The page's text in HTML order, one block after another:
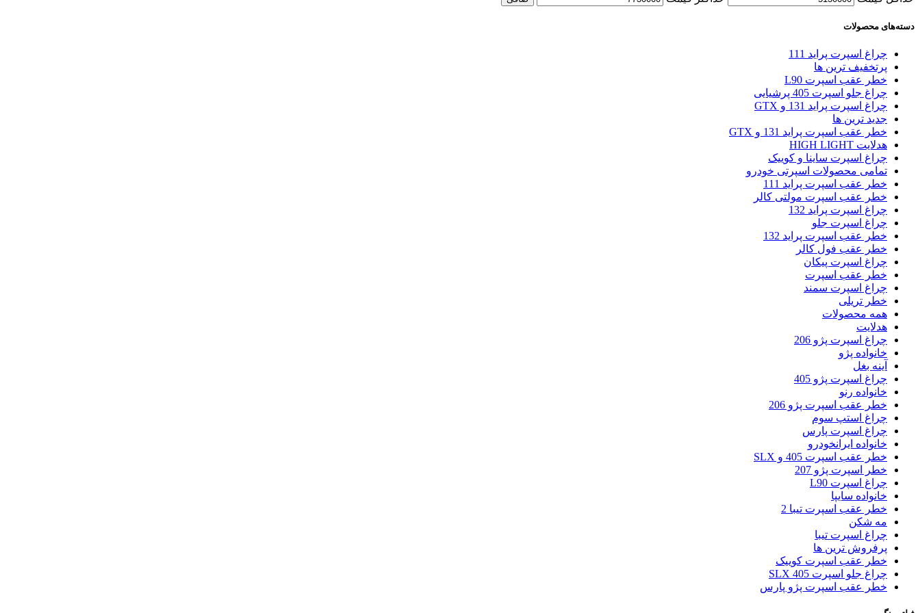
دسته‌های محصولات
چراغ اسپرت پراید 111
پرتخفیف ترین ها
خطر عقب اسپرت L90
چراغ جلو اسپرت 405 پرشیایی
چراغ اسپرت پراید 131 و GTX
جدید ترین ها
خطر عقب اسپرت پراید 131 و GTX
هدلایت HIGH LIGHT
چراغ اسپرت ساینا و کوییک
تمامی محصولات اسپرتی خودرو
خطر عقب اسپرت پراید 111
خطر عقب اسپرت مولتی کالر
چراغ اسپرت پراید 132
چراغ اسپرت جلو
خطر عقب اسپرت پراید 132
خطر عقب فول کالر
چراغ اسپرت پیکان
خطر عقب اسپرت
چراغ اسپرت سمند
خطر تریلی
همه محصولات
هدلایت
چراغ اسپرت پژو 206
خانواده پژو
آینه بغل
چراغ اسپرت پژو 405
خانواده رنو
خطر عقب اسپرت پژو 206
چراغ استپ سوم
چراغ اسپرت پارس
خانواده ایرانخودرو
خطر عقب اسپرت 405 و SLX
خطر اسپرت پژو 207
چراغ اسپرت L90
خانواده سایپا
خطر عقب اسپرت تیبا 2
مه شکن
چراغ اسپرت تیبا
پرفروش ترین ها
خطر عقب اسپرت کوییک
چراغ جلو اسپرت 405 SLX
خطر عقب اسپرت پژو پارس